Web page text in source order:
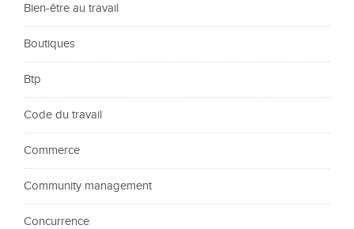
Bien-être au travail
Boutiques
Btp
Code du travail
Commerce
Community management
Concurrence